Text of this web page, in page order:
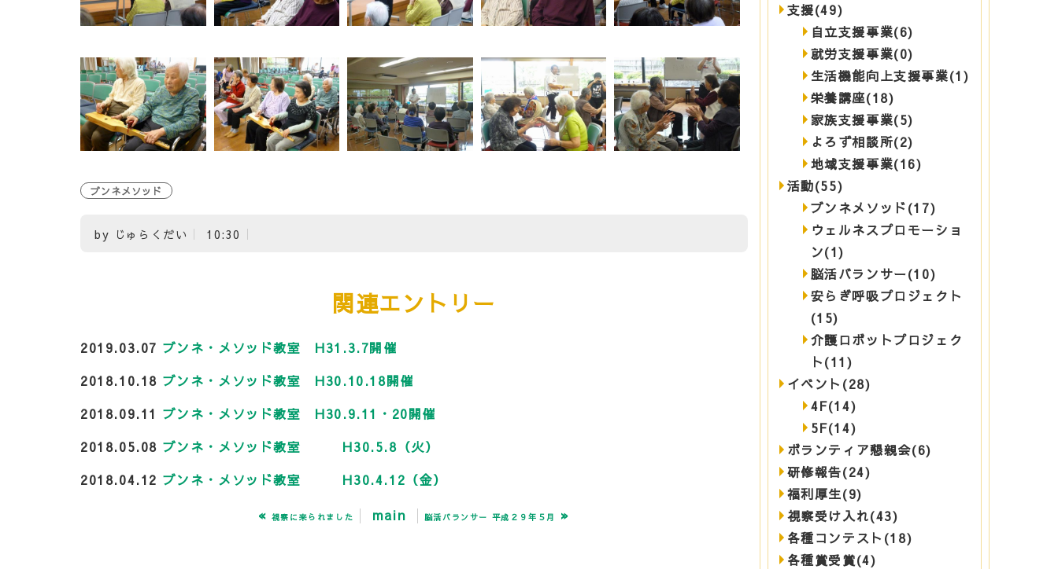
ブンネメソッド
by じゅらくだい 10:30
関連エントリー
2019.03.07 ブンネ・メソッド教室 H31.3.7開催
2018.10.18 ブンネ・メソッド教室 H30.10.18開催
2018.09.11 ブンネ・メソッド教室 H30.9.11・20開催
2018.05.08 ブンネ・メソッド教室 H30.5.8（火）
2018.04.12 ブンネ・メソッド教室 H30.4.12（金）
« 視察に来られました main 脳活バランサー 平成２９年５月 »
支援(49)
自立支援事業(6)
就労支援事業(0)
生活機能向上支援事業(1)
栄養講座(18)
家族支援事業(5)
よろず相談所(2)
地域支援事業(16)
活動(55)
ブンネメソッド(17)
ウェルネスプロモーショ
ン(1)
脳活バランサー(10)
安らぎ呼吸プロジェクト
(15)
介護ロボットプロジェク
ト(11)
イベント(28)
4F(14)
5F(14)
ボランティア懇親会(6)
研修報告(24)
福利厚生(9)
視察受け入れ(43)
各種コンテスト(18)
各種賞受賞(4)